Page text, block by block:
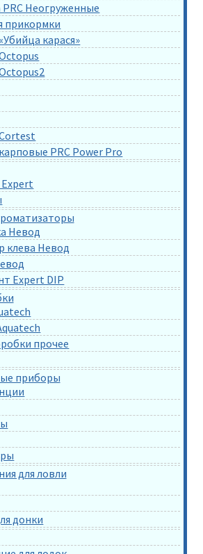
Неогруженные
прикормки
карася»
PRC Power Pro
Невод
клева Невод
Expert DIP
прочее
приборы
для ловли
донки